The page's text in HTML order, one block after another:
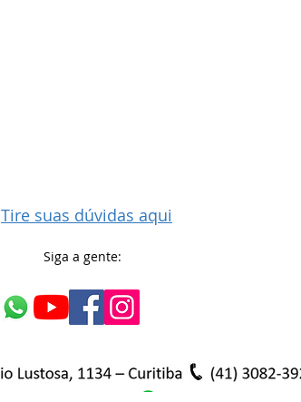
Tire suas dúvidas aqui
Siga a gente: